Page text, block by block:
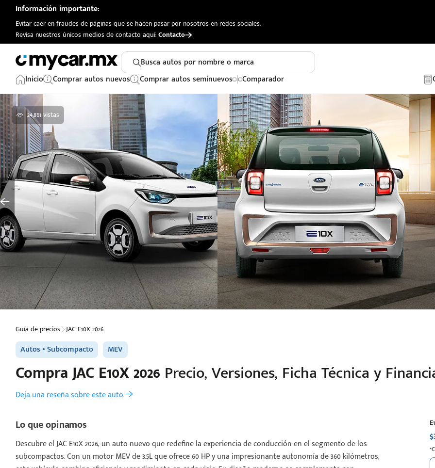
Información importante:
Evitar caer en fraudes de páginas que se hacen pasar por nosotros en redes sociales.
Revisa nuestros únicos medios de contacto aquí:Contacto
Busca autos por nombre o marca
Inicio
Comprar autos nuevos Comprar autos seminuevos Comparador
24,861 vistas
Guía de precios JAC E10X 2026
Autos Subcompacto MEV
CompraJAC E10X 2026 Precio, Versiones, Ficha Técnica y
Deja una reseña sobre este auto
Lo que opinamos
Descubre el JAC E10X 2026, un auto nuevo que redefine la experiencia de conducción en el segmento de los
subcompactos. Con un motor MEV de 3.5L que ofrece 60 HP y una impresionante autonomía de 360 kilómetros,